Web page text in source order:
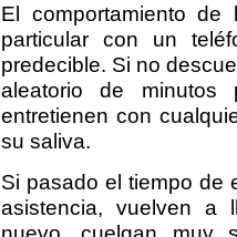
El comportamiento
particular con un
predecible. Si no
aleatorio de
entretienen con
su saliva.
Si pasado el tiempo de
asistencia, vuelven a